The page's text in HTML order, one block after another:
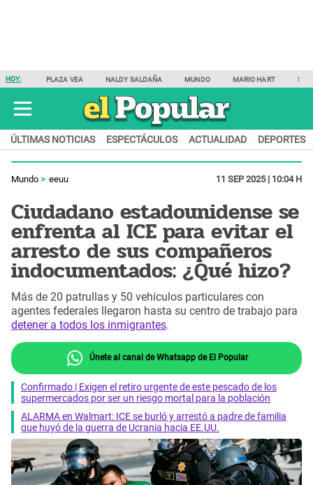
HOY: PLAZA VEA NALDY SALDAÑA MUNDO MARIO HART
ÚLTIMAS NOTICIAS ESPECTÁCULOS ACTUALIDAD DEPORTES
Mundo eeuu 11 SEP 2025 | 10:04 H
Ciudadano estadounidense se
enfrenta al ICE para evitar el
arresto de sus compañeros
indocumentados: ¿Qué hizo?
Más de 20 patrullas y 50 vehículos particulares con
agentes federales llegaron hasta su centro de trabajo para
detener a todos los inmigrantes.
Únete al canal de Whatsapp de El Popular
Confirmado | Exigen el retiro urgente de este pescado de los
supermercados por ser un riesgo mortal para la población
ALARMA en Walmart: ICE se burló y arrestó a padre de familia
que huyó de la guerra de Ucrania hacia EE.UU.